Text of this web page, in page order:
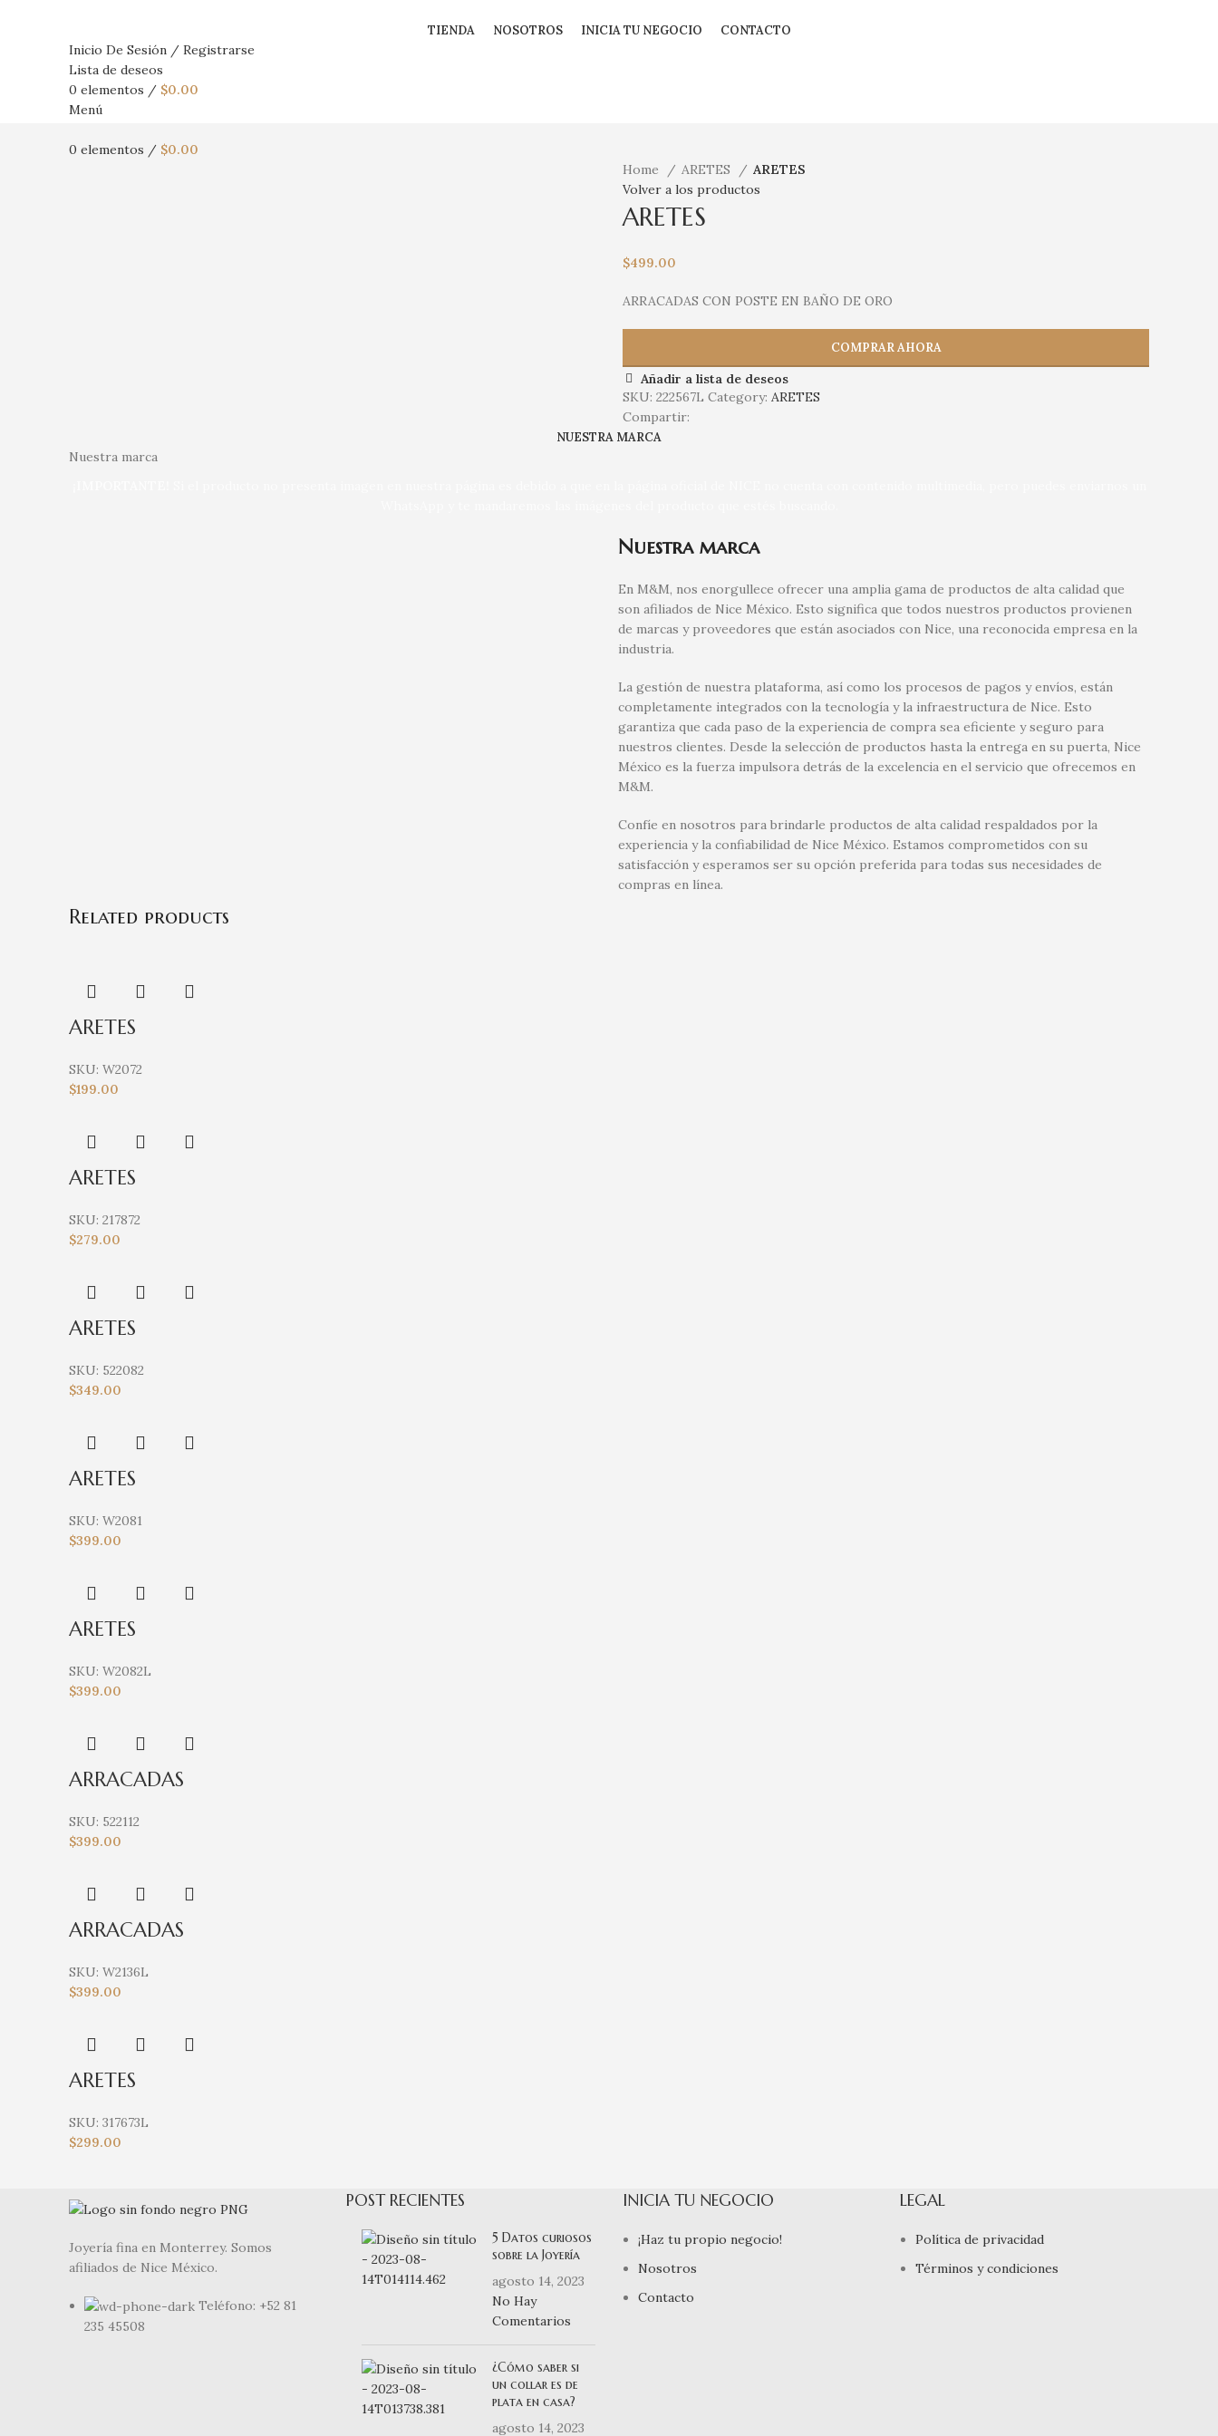
TIENDA NOSOTROS INICIA TU NEGOCIO CONTACTO
Inicio De Sesión / Registrarse
Lista de deseos
0 elementos / $0.00
Menú
0 elementos / $0.00
Home ARETES
ARETES
Volver a los productos
ARETES
$499.00
ARRACADAS CON POSTE EN BAÑO DE ORO
COMPRAR AHORA
Añadir a lista de deseos
SKU: 222567L Category: ARETES
Compartir:
NUESTRA MARCA
Nuestra marca
Nuestra marca
En M&M, nos enorgullece ofrecer una amplia gama de productos de alta calidad que
son afiliados de Nice México. Esto significa que todos nuestros productos provienen
de marcas y proveedores que están asociados con Nice, una reconocida empresa en la
industria.
La gestión de nuestra plataforma, así como los procesos de pagos y envíos, están
completamente integrados con la tecnología y la infraestructura de Nice. Esto
garantiza que cada paso de la experiencia de compra sea eficiente y seguro para
nuestros clientes. Desde la selección de productos hasta la entrega en su puerta, Nice
México es la fuerza impulsora detrás de la excelencia en el servicio que ofrecemos en
M&M.
Confíe en nosotros para brindarle productos de alta calidad respaldados por la
experiencia y la confiabilidad de Nice México. Estamos comprometidos con su
satisfacción y esperamos ser su opción preferida para todas sus necesidades de
compras en línea.
Related products
ARETES
SKU: W2072
$199.00
ARETES
SKU: 217872
$279.00
ARETES
SKU: 522082
$349.00
ARETES
SKU: W2081
$399.00
ARETES
SKU: W2082L
$399.00
ARRACADAS
SKU: 522112
$399.00
ARRACADAS
SKU: W2136L
$399.00
ARETES
SKU: 317673L
$299.00
Joyería fina en Monterrey. Somos
afiliados de Nice México.
Teléfono: +52 81
235 45508
POST RECIENTES
5 Datos curiosos
sobre la Joyería
agosto 14, 2023
No Hay
Comentarios
¿Cómo saber si
un collar es de
plata en casa?
agosto 14, 2023
INICIA TU NEGOCIO
¡Haz tu propio negocio!
Nosotros
Contacto
LEGAL
Política de privacidad
Términos y condiciones